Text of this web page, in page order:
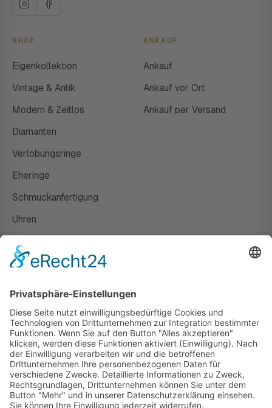
SHOP
Eigenkollektion
Vintage & Antik
Modern & Zeitlos
Diamanten
Verlobungsringe
Eheringe
Schmuckanfertigung
Uhren
ANKAUF
Ankauf
Ankauf vor Ort
Ankauf per Versand
Susanne Steiger
Geschäfte
Newsletter
Kontakt